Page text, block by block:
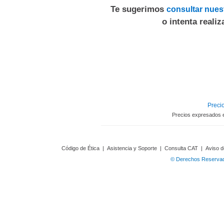
Te sugerimos consultar
o intenta
Precios expresados
Código de Ética | Asistencia y Soporte | Consulta CAT | Aviso
© Derechos